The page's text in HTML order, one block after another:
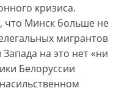
кризиса.
что Минск больше не
мигрантов
на это нет «ни
Белоруссии